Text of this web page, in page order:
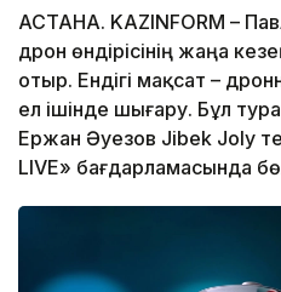
АСТАНА. KAZINFORM –
дрон өндірісінің жаңа
отыр. Ендігі мақсат –
ел ішінде шығару. Бұл
Ержан Әуезов Jibek Joly
LIVE» бағдарламасында